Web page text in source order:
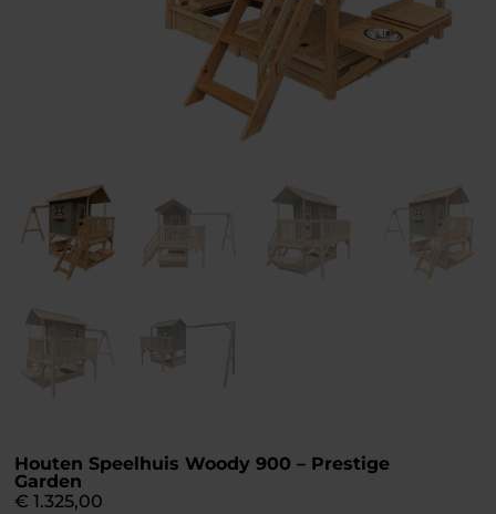
Houten Speelhuis Woody 900 – Prestige
Garden
€ 1.325,00